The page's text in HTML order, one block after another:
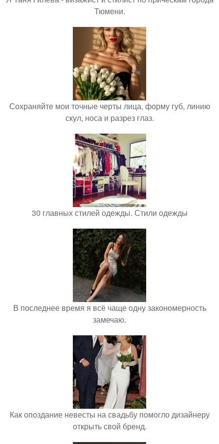
Тюмени.
Сохраняйте мои точные черты лица, форму губ, линию
скул, носа и разрез глаз.
30 главных стилей одежды. Стили одежды
В последнее время я всё чаще одну закономерность
замечаю.
Как опоздание невесты на свадьбу помогло дизайнеру
открыть свой бренд.